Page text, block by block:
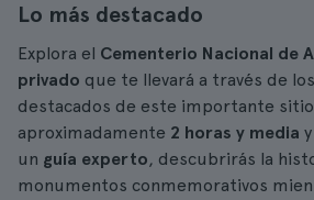
Lo más destacado
Explora el Cementerio Nacional de
privado que te llevará a través de
destacados de este importante
aproximadamente 2 horas y media
un guía experto, descubrirás la
monumentos conmemorativos